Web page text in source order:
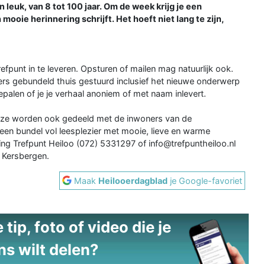
van 8 tot 100 jaar. Om de week krijg je een
herinnering schrijft. Het hoeft niet lang te zijn,
in te leveren. Opsturen of mailen mag natuurlijk ook.
gebundeld thuis gestuurd inclusief het nieuwe onderwerp
of je je verhaal anoniem of met naam inlevert.
worden ook gedeeld met de inwoners van de
bundel vol leesplezier met mooie, lieve en warme
Trefpunt Heiloo (072) 5331297 of info@trefpuntheiloo.nl
Maak Heilooerdagblad je Google-favoriet
tip, foto of video die je
wilt delen?